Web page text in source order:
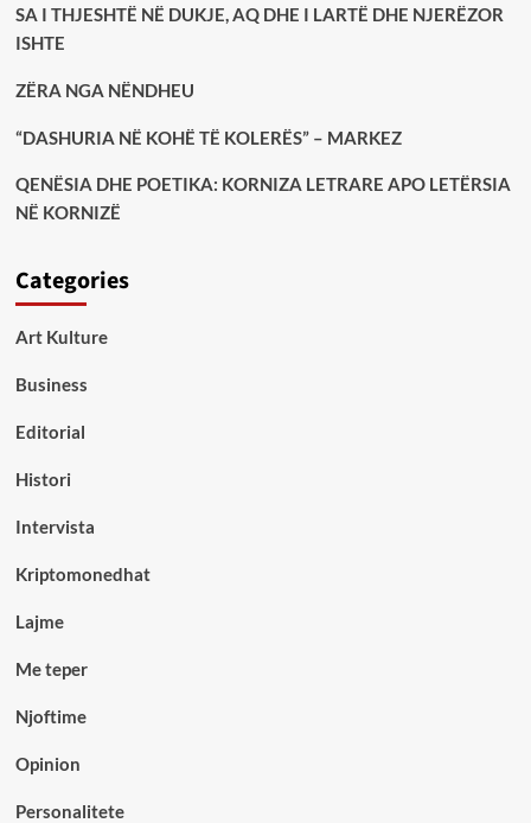
SA I THJESHTË NË DUKJE, AQ DHE I LARTË DHE NJERËZOR
ISHTE
ZËRA NGA NËNDHEU
“DASHURIA NË KOHË TË KOLERËS” – MARKEZ
QENËSIA DHE POETIKA: KORNIZA LETRARE APO LETËRSIA
NË KORNIZË
Categories
Art Kulture
Business
Editorial
Histori
Intervista
Kriptomonedhat
Lajme
Me teper
Njoftime
Opinion
Personalitete